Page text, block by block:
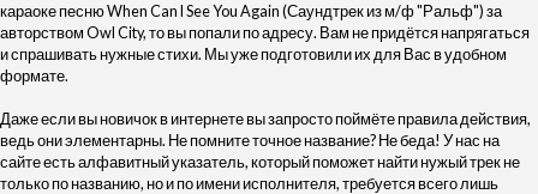
караоке песню When Can I See You Again (Саундтрек из м/ф "Ральф") за
авторством Owl City, то вы попали по адресу. Вам не придётся напрягаться
и спрашивать нужные стихи. Мы уже подготовили их для Вас в удобном
формате.
Даже если вы новичок в интернете вы запросто поймёте правила действия,
ведь они элементарны. Не помните точное название? Не беда! У нас на
сайте есть алфавитный указатель, который поможет найти нужый трек не
только по названию, но и по имени исполнителя, требуется всего лишь